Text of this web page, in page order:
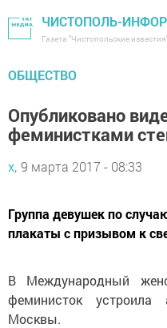
ЧИСТОПОЛЬ-
Газета "Чистопольские
ОБЩЕСТВО
Опубликовано
феминистками
х, 9 марта 2017 - 08:33
Группа девушек по
плакаты с призывом к
В Международный
феминисток
Москвы.